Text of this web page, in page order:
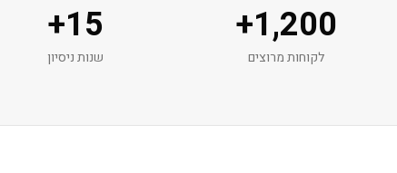
1,200
+
לקוחות מרוצים
15
+
שנות ניסיון